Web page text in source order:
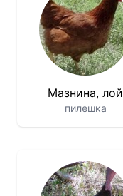
Мазнина, лой
пилешка